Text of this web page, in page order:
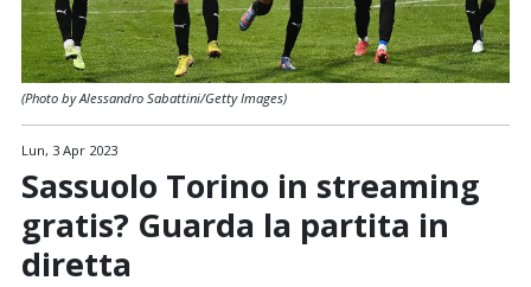
Lun, 3 Apr 2023
Sassuolo Torino in streaming
gratis? Guarda la partita in
diretta
(Photo by Alessandro Sabattini/Getty Images)